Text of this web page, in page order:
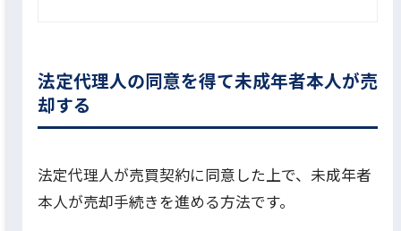
法定代理人の同意を得て未成年者本人が売
却する
法定代理人が売買契約に同意した上で、未成年者
本人が売却手続きを進める方法です。